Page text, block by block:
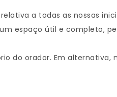
a todas as nossas
espaço útil e completo,
do orador. Em alternativa,